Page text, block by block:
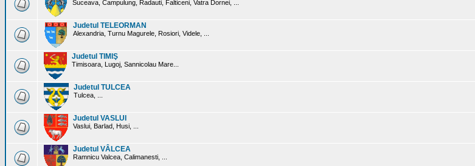
Suceava, Campulung, Radauti, Falticeni, Vatra Dornei, ...
Judetul TELEORMAN
Alexandria, Turnu Magurele, Rosiori, Videle, ...
Judetul TIMIŞ
Timisoara, Lugoj, Sannicolau Mare...
Judetul TULCEA
Tulcea, ...
Judetul VASLUI
Vaslui, Barlad, Husi, ...
Judetul VÂLCEA
Ramnicu Valcea, Calimanesti, ...